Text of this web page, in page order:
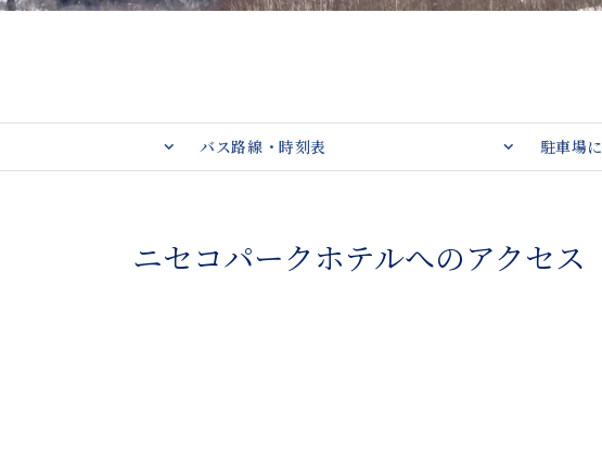
バス路線・時刻表 駐車場
ニセコパークホテルへのアクセス